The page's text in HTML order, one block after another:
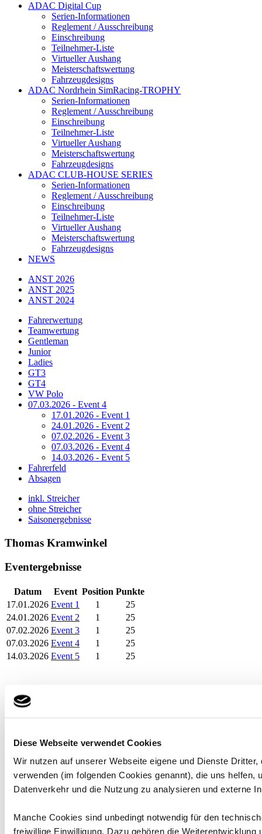
Diese Webseite verwendet Cookies
Wir nutzen auf unserer Webseite eigene und Dienste
verwenden (im folgenden Cookies genannt), die uns helfen,
Datenverkehr und die Nutzung zu analysieren und externe
Manche Cookies sind unbedingt notwendig für den
freiwillige Einwilligung. Dazu gehören die
ADAC Digital Cup
Serien-Informationen
Reglement / Ausschreibung
Einschreibung
Teilnehmer-Liste
Virtueller Aushang
Meisterschaftswertung
Fahrzeugdesigns
ADAC Nordrhein SimRacing-TROPHY
Serien-Informationen
Reglement / Ausschreibung
Einschreibung
Teilnehmer-Liste
Virtueller Aushang
Meisterschaftswertung
Fahrzeugdesigns
ADAC CLUB-HOUSE SERIES
Serien-Informationen
Reglement / Ausschreibung
Einschreibung
Teilnehmer-Liste
Virtueller Aushang
Meisterschaftswertung
Fahrzeugdesigns
NEWS
ANST 2026
ANST 2025
ANST 2024
Fahrerwertung
Teamwertung
Gentleman
Junior
Ladies
GT3
GT4
VW Polo
07.03.2026 - Event 4
17.01.2026 - Event 1
24.01.2026 - Event 2
07.02.2026 - Event 3
07.03.2026 - Event 4
14.03.2026 - Event 5
Fahrerfeld
Absagen
inkl. Streicher
ohne Streicher
Saisonergebnisse
Thomas Kramwinkel
Eventergebnisse
Datum Event Position Punkte
17.01.2026 Event 1 1
25
24.01.2026 Event 2 1
25
07.02.2026 Event 3 1
25
07.03.2026 Event 4 1
25
14.03.2026 Event 5 1 25
Rennergebnisse
Datum Rennen Position Runden Status Punkte
24.01.2026 Event 2 - Race 3 13 Beendet
25